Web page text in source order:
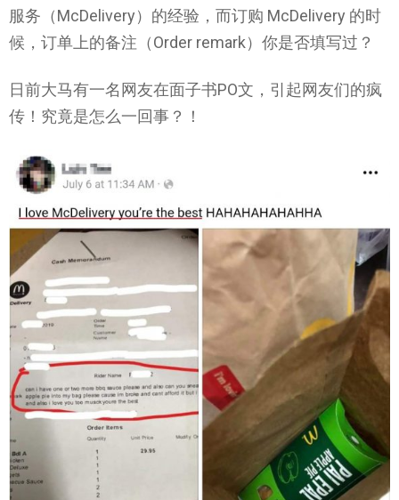
服务（McDelivery）的经验，而订购 McDelivery 的时
候，订单上的备注（Order remark）你是否填写过？
日前大马有一名网友在面子书PO文，引起网友们的疯
传！究竟是怎么一回事？！